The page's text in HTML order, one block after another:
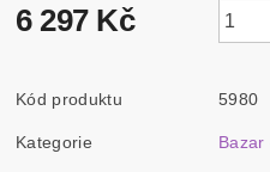
6 297 Kč
Kód produktu 5980
Kategorie Bazar